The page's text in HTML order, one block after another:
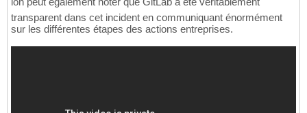
transparent dans cet incident en communiquant énormément
sur les différentes étapes des actions entreprises.